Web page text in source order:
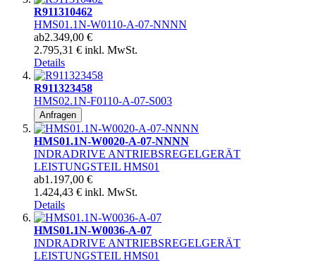
R911310462
HMS01.1N-W0110-A-07-NNNN
ab2.349,00 €
2.795,31 € inkl. MwSt.
Details
R911323458
HMS02.1N-F0110-A-07-S003
Anfragen
HMS01.1N-W0020-A-07-NNNN
INDRADRIVE ANTRIEBSREGELGERÄT
LEISTUNGSTEIL HMS01
ab1.197,00 €
1.424,43 € inkl. MwSt.
Details
HMS01.1N-W0036-A-07
INDRADRIVE ANTRIEBSREGELGERÄT
LEISTUNGSTEIL HMS01